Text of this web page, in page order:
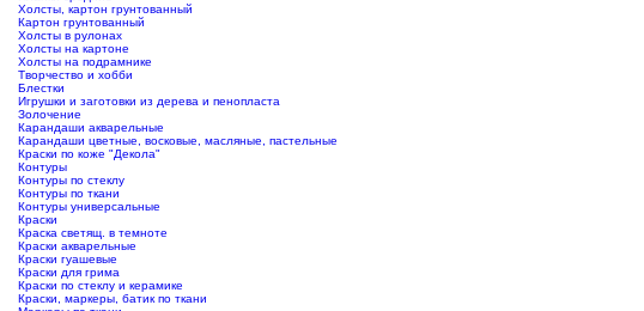
Холсты, картон грунтованный
Картон грунтованный
Холсты в рулонах
Холсты на картоне
Холсты на подрамнике
Творчество и хобби
Блестки
Игрушки и заготовки из дерева и пенопласта
Золочение
Карандаши акварельные
Карандаши цветные, восковые, масляные, пастельные
Краски по коже "Декола"
Контуры
Контуры по стеклу
Контуры по ткани
Контуры универсальные
Краски
Краска светящ. в темноте
Краски акварельные
Краски гуашевые
Краски для грима
Краски по стеклу и керамике
Краски, маркеры, батик по ткани